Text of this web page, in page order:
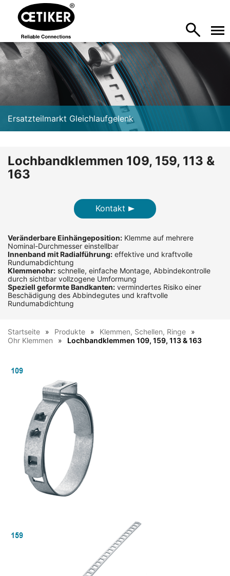
Ersatzteilmarkt Gleichlaufgelenk
Lochbandklemmen 109, 159, 113 &
163
Kontakt
Veränderbare Einhängeposition: Klemme auf mehrere
Nominal-Durchmesser einstellbar
Innenband mit Radialführung: effektive und kraftvolle
Rundumabdichtung
Klemmenohr: schnelle, einfache Montage, Abbindekontrolle
durch sichtbar vollzogene Umformung
Speziell geformte Bandkanten: vermindertes Risiko einer
Beschädigung des Abbindegutes und kraftvolle
Rundumabdichtung
Startseite Produkte
Klemmen, Schellen, Ringe
Ohr Klemmen
Lochbandklemmen 109, 159, 113 & 163